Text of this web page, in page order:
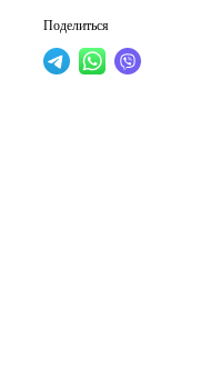
Поделиться